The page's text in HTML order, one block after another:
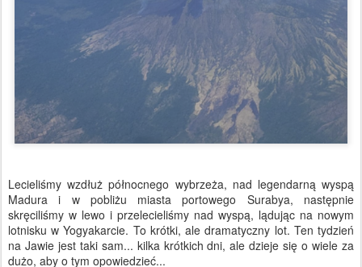
Lecieliśmy wzdłuż północnego wybrzeża, nad legendarną wyspą
Madura i w pobliżu miasta portowego Surabya, następnie
skręciliśmy w lewo i przelecieliśmy nad wyspą, lądując na nowym
lotnisku w Yogyakarcie. To krótki, ale dramatyczny lot. Ten tydzień
na Jawie jest taki sam... kilka krótkich dni, ale dzieje się o wiele za
dużo, aby o tym opowiedzieć...